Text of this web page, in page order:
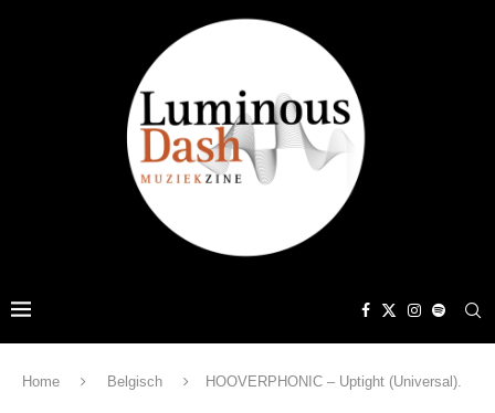
Home Belgisch HOOVERPHONIC – Uptight (Universal).